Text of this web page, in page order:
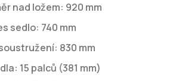
nad ložem: 920 mm
sedlo: 740 mm
830 mm
15 palců (381 mm)